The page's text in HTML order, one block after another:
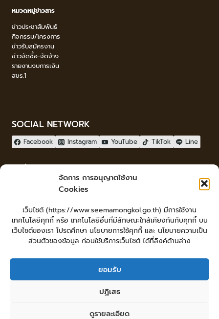
จัดการ การอนุญาตใช้งาน
Cookies
เว็บไซต์ (https://www.seemamongkol.go.th) มีการใช้งาน
เทคโนโลยีคุกกี้ หรือ เทคโนโลยีอื่นที่มีลักษณะใกล้เคียงกันกับคุกกี้ บน
เว็บไซต์ของเรา โปรดศึกษา นโยบายการใช้คุกกี้ และ นโยบายความเป็น
ส่วนตัวของข้อมูล ก่อนใช้บริการเว็บไซต์ ได้ที่ลิงค์ด้านล่าง
ยอมรับ
ปฏิเสธ
ดูรายละเอียด
หมวดหมู่ข่าวสาร
ข่าวประชาสัมพันธ์
กิจกรรม/โครงการ
ข่าวรับสมัครงาน
ข่าวจัดซื้อ-จัดจ้าง
รายงานงบการเงิน
สขร.1
SOCIAL NETWORK
Facebook Instagram YouTube TikTok Line
LopburiWebdesign.com
Login
เข้าสู่ระบบ
หน้าหลัก ยื่นคำร้องทั่วไป
ร้องเรียน-ร้องทุกข์ แสดงความคิดเห็น
ศูนย์ข้อมูลข่าวสารเทศบาลตำบลสีมามงคล